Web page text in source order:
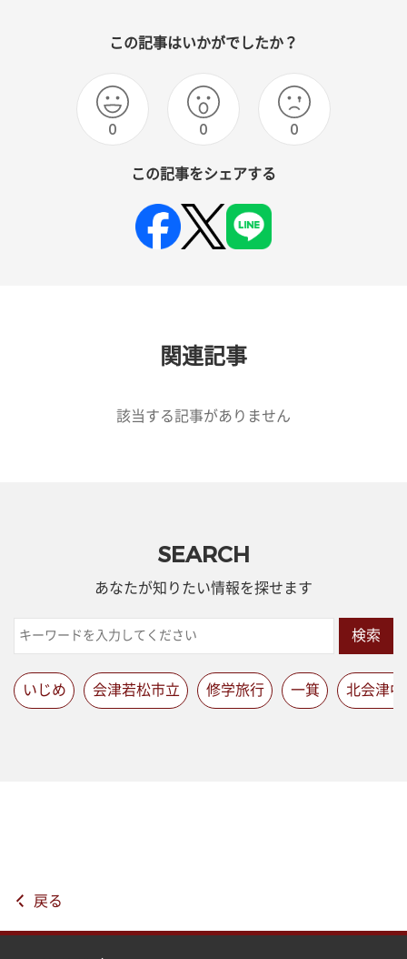
この記事はいかがでしたか？
0 0 0
この記事をシェアする
関連記事
該当する記事がありません
SEARCH
あなたが知りたい情報を探せます
検索
いじめ 会津若松市立 修学旅行 一箕 北会津中
戻る